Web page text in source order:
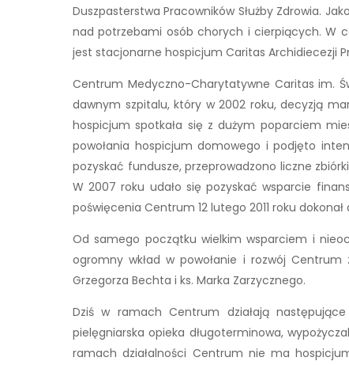
Duszpasterstwa Pracowników Służby Zdrowia.
nad potrzebami osób chorych i cierpiących. W
jest stacjonarne hospicjum Caritas Archidiecezji
Centrum Medyczno-Charytatywne Caritas im.
dawnym szpitalu, który w 2002 roku, decyzją
hospicjum spotkała się z dużym poparciem
powołania hospicjum domowego i podjęto
pozyskać fundusze, przeprowadzono liczne
W 2007 roku udało się pozyskać wsparcie
poświęcenia Centrum 12 lutego 2011 roku
Od samego początku wielkim wsparciem i
ogromny wkład w powołanie i rozwój
Grzegorza Bechta i ks. Marka Zarzycznego.
Dziś w ramach Centrum działają
pielęgniarska opieka długoterminowa,
ramach działalności Centrum nie ma